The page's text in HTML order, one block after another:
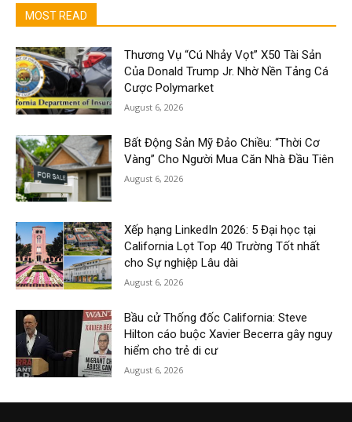
MOST READ
Thương Vụ “Cú Nhảy Vọt” X50 Tài Sản
Của Donald Trump Jr. Nhờ Nền Tảng Cá
Cược Polymarket
August 6, 2026
Bất Động Sản Mỹ Đảo Chiều: “Thời Cơ
Vàng” Cho Người Mua Căn Nhà Đầu Tiên
August 6, 2026
Xếp hạng LinkedIn 2026: 5 Đại học tại
California Lọt Top 40 Trường Tốt nhất
cho Sự nghiệp Lâu dài
August 6, 2026
Bầu cử Thống đốc California: Steve
Hilton cáo buộc Xavier Becerra gây nguy
hiểm cho trẻ di cư
August 6, 2026